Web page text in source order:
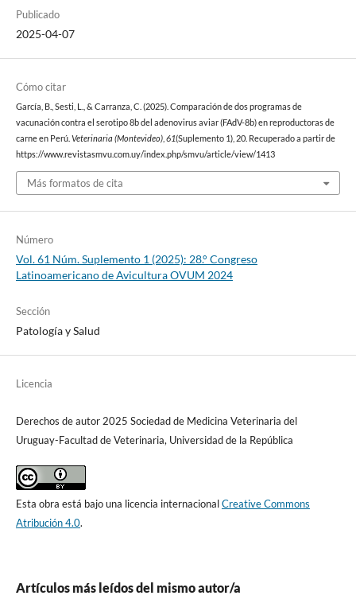
Publicado
2025-04-07
Cómo citar
García, B., Sesti, L., & Carranza, C. (2025). Comparación de dos programas de
vacunación contra el serotipo 8b del adenovirus aviar (FAdV-8b) en reproductoras de
carne en Perú. Veterinaria (Montevideo), 61(Suplemento 1), 20. Recuperado a partir de
https://www.revistasmvu.com.uy/index.php/smvu/article/view/1413
Más formatos de cita
Número
Vol. 61 Núm. Suplemento 1 (2025): 28.° Congreso
Latinoamericano de Avicultura OVUM 2024
Sección
Patología y Salud
Licencia
Derechos de autor 2025 Sociedad de Medicina Veterinaria del
Uruguay-Facultad de Veterinaria, Universidad de la República
Esta obra está bajo una licencia internacionalCreative Commons
Atribución 4.0.
Artículos más leídos del mismo autor/a